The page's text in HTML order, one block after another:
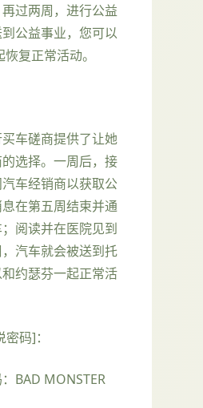
过两周，进行公益
公益事业，您可以
复正常活动。
车磋商提供了让她
选择。一周后，接
车经销商以获取公
在第五周结束并通
阅读并在医院见到
汽车就会被送到托
约瑟芬一起正常活
码]：
BAD MONSTER